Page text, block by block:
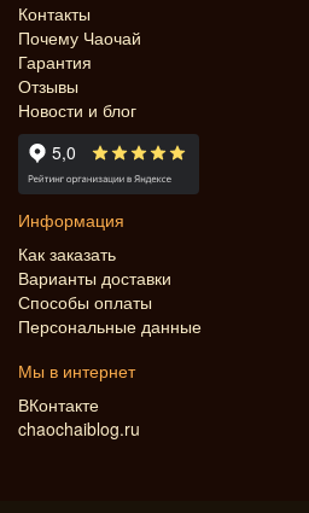
Контакты
Почему Чаочай
Гарантия
Отзывы
Новости и блог
Информация
Как заказать
Варианты доставки
Способы оплаты
Персональные данные
Мы в интернет
ВКонтакте
chaochaiblog.ru